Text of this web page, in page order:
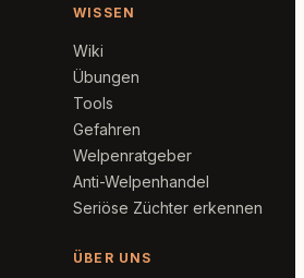
WISSEN
Wiki
Übungen
Tools
Gefahren
Welpenratgeber
Anti-Welpenhandel
Seriöse Züchter erkennen
ÜBER UNS